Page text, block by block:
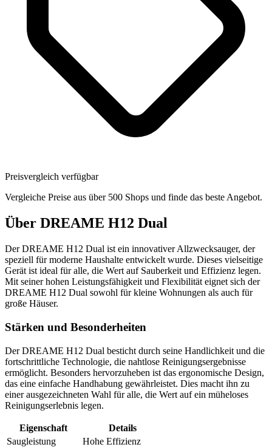
Preisvergleich verfügbar
Vergleiche Preise aus über 500 Shops und finde das beste Angebot.
Über DREAME H12 Dual
Der DREAME H12 Dual ist ein innovativer Allzwecksauger, der
speziell für moderne Haushalte entwickelt wurde. Dieses vielseitige
Gerät ist ideal für alle, die Wert auf Sauberkeit und Effizienz legen.
Mit seiner hohen Leistungsfähigkeit und Flexibilität eignet sich der
DREAME H12 Dual sowohl für kleine Wohnungen als auch für
große Häuser.
Stärken und Besonderheiten
Der DREAME H12 Dual besticht durch seine Handlichkeit und die
fortschrittliche Technologie, die nahtlose Reinigungsergebnisse
ermöglicht. Besonders hervorzuheben ist das ergonomische Design,
das eine einfache Handhabung gewährleistet. Dies macht ihn zu
einer ausgezeichneten Wahl für alle, die Wert auf ein müheloses
Reinigungserlebnis legen.
Eigenschaft
Details
Saugleistung
Hohe Effizienz